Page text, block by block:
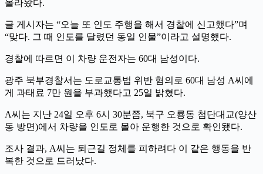
올라왔다.
글 게시자는 “오늘 또 인도 주행을 해서 경찰에 신고했다”며
“맞다. 그 때 인도를 달렸던 동일 인물”이라고 설명했다.
경찰에 따르면 이 차량 운전자는 60대 남성이다.
광주 북부경찰서는 도로교통법 위반 혐의로 60대 남성 A씨에
게 과태료 7만 원을 부과했다고 25일 밝혔다.
A씨는 지난 24일 오후 6시 30분쯤, 북구 오룡동 첨단대교(양산
동 방면)에서 차량을 인도로 몰아 운행한 것으로 확인됐다.
조사 결과, A씨는 퇴근길 정체를 피하려다 이 같은 행동을 반
복한 것으로 드러났다.